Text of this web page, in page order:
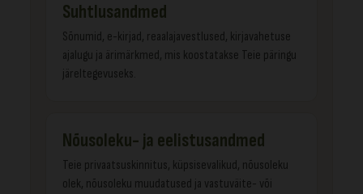
Suhtlusandmed
Sõnumid, e-kirjad, reaalajavestlused, kirjavahetuse
ajalugu ja ärimärkmed, mis koostatakse Teie päringu
järeltegevuseks.
Nõusoleku- ja eelistusandmed
Teie privaatsuskinnitus, küpsisevalikud, nõusoleku
olek, nõusoleku muudatused ja vastuväite- või